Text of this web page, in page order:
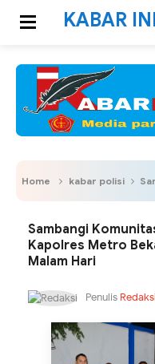
KABAR
Home kabar polisi
Sambangi
Kapolres Metro
Malam Hari
Penulis